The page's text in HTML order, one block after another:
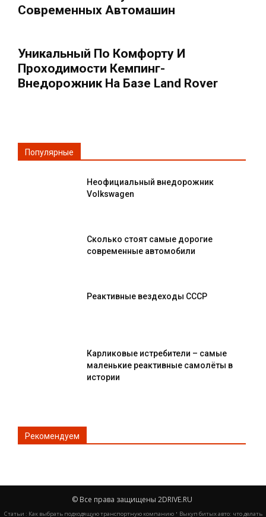
Современных Автомашин
Уникальный По Комфорту И
Проходимости Кемпинг-
Внедорожник На Базе Land Rover
Популярные
Неофициальный внедорожник
Volkswagen
Сколько стоят самые дорогие
современные автомобили
Реактивные вездеходы СССР
Карликовые истребители – самые
маленькие реактивные самолёты в
истории
Рекомендуем
© Все права защищены 2DRIVE.RU
Статьи : Как выбрать подходящую транспортную компанию· Выкуп битых авто: что делать